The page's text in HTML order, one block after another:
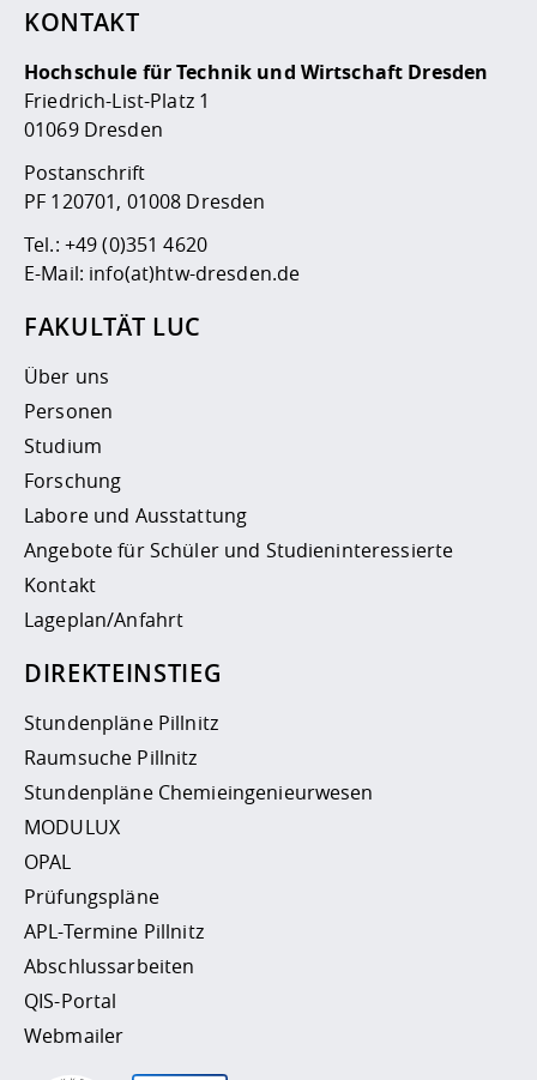
KONTAKT
Hochschule für Technik und Wirtschaft Dresden
Friedrich-List-Platz 1
01069 Dresden
Postanschrift
PF 120701, 01008 Dresden
Tel.: +49 (0)351 4620
E-Mail: info(at)htw-dresden.de
FAKULTÄT LUC
Über uns
Personen
Studium
Forschung
Labore und Ausstattung
Angebote für Schüler und Studieninteressierte
Kontakt
Lageplan/Anfahrt
DIREKTEINSTIEG
Stundenpläne Pillnitz
Raumsuche Pillnitz
Stundenpläne Chemieingenieurwesen
MODULUX
OPAL
Prüfungspläne
APL-Termine Pillnitz
Abschlussarbeiten
QIS-Portal
Webmailer